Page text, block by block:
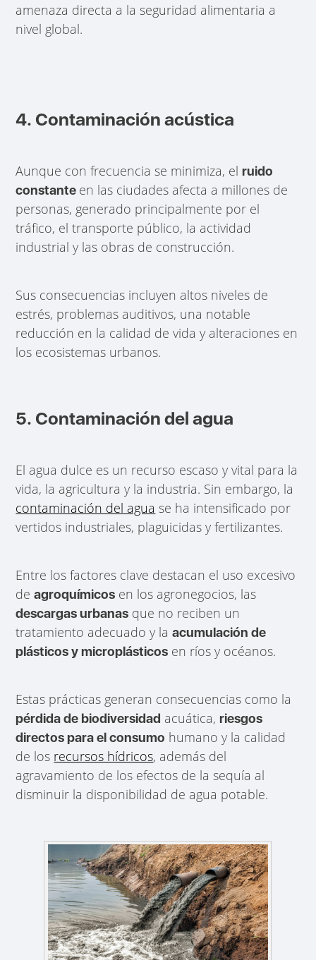
amenaza directa a la seguridad alimentaria a
nivel global.
4. Contaminación acústica
Aunque con frecuencia se minimiza, elruido
constante en las ciudades afecta a millones de
personas, generado principalmente por el
tráfico, el transporte público, la actividad
industrial y las obras de construcción.
Sus consecuencias incluyen altos niveles de
estrés, problemas auditivos, una notable
reducción en la calidad de vida y alteraciones en
los ecosistemas urbanos.
5. Contaminación del agua
El agua dulce es un recurso escaso y vital para la
vida, la agricultura y la industria. Sin embargo, la
contaminación del agua se ha intensificado por
vertidos industriales, plaguicidas y fertilizantes.
Entre los factores clave destacan el uso excesivo
deagroquímicos en los agronegocios, las
descargas urbanas que no reciben un
tratamiento adecuado y laacumulación de
plásticos y microplásticos en ríos y océanos.
Estas prácticas generan consecuencias como la
pérdida de biodiversidad acuática,riesgos
directos para el consumo humano y la calidad
de los recursos hídricos, además del
agravamiento de los efectos de la sequía al
disminuir la disponibilidad de agua potable.